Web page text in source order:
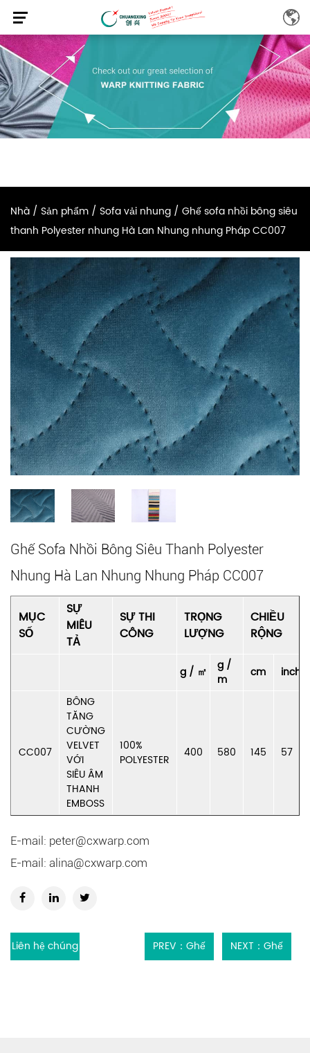
Nhà / Sản phẩm / Sofa vải nhung / Ghế sofa nhồi bông siêu
thanh Polyester nhung Hà Lan Nhung nhung Pháp CC007
Ghế Sofa Nhồi Bông Siêu Thanh Polyester
Nhung Hà Lan Nhung Nhung Pháp CC007
MỤC
SỐ
SỰ
MIÊU
TẢ
SỰ THI
CÔNG
TRỌNG
LƯỢNG
CHIỀU
RỘNG
g / ㎡
g /
m
cm inch
CC007
BÔNG
TĂNG
CƯỜNG
VELVET
VỚI
SIÊU ÂM
THANH
EMBOSS
100%
POLYESTER
400 580 145 57
E-mail: peter@cxwarp.com
E-mail: alina@cxwarp.com
Liên hệ chúng
PREV：Ghế
NEXT：Ghế